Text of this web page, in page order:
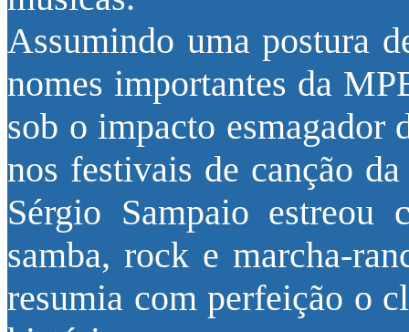
Assumindo uma postura
nomes importantes da
sob o impacto esmagador
nos festivais de canção
Sérgio Sampaio estreou
samba, rock e marcha-
resumia com perfeição o